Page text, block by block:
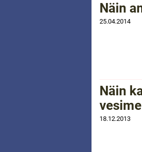
Näin
25.04.2014
Näin
18.12.2013